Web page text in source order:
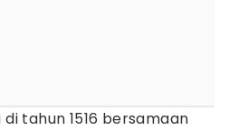
tahun 1516 bersamaan